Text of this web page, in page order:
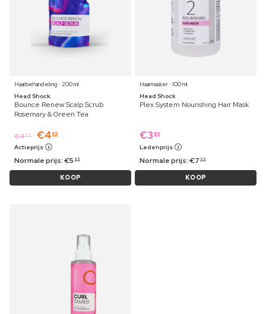
Haarbehandeling ⋅ 200 ml
Head Shock
Bounce Renew Scalp Scrub
Rosemary & Green Tea
€479 €4 65
Actieprijs
Normale prijs:€5 99
KOOP
Haarmasker ⋅ 100 ml
Head Shock
Plex System Nourishing Hair Mask
€3 89
Ledenprijs
Normale prijs:€7 99
KOOP